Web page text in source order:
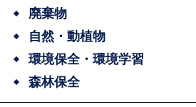
廃棄物
自然・動植物
環境保全・環境学習
森林保全